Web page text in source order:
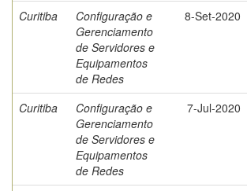
Curitiba
Configuração e
Gerenciamento
de Servidores e
Equipamentos
de Redes
8-Set-2020
Curitiba
Configuração e
Gerenciamento
de Servidores e
Equipamentos
de Redes
7-Jul-2020